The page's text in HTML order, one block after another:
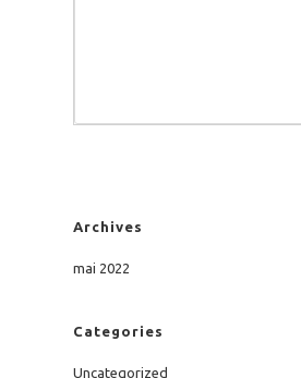
Archives
mai 2022
Categories
Uncategorized